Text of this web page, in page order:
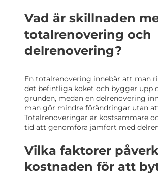
Vad är skillnaden
totalrenovering och
delrenovering?
En totalrenovering innebär att man
det befintliga köket och bygger upp
grunden, medan en delrenovering
man gör mindre förändringar utan
Totalrenoveringar är kostsammare
tid att genomföra jämfört med
Vilka faktorer
kostnaden för att